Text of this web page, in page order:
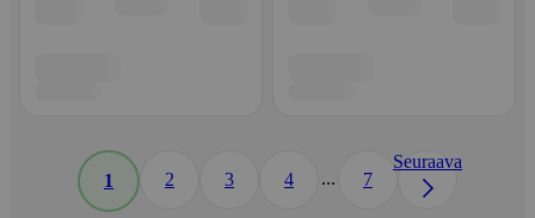
1 2 3 4 ... 7
Seuraava